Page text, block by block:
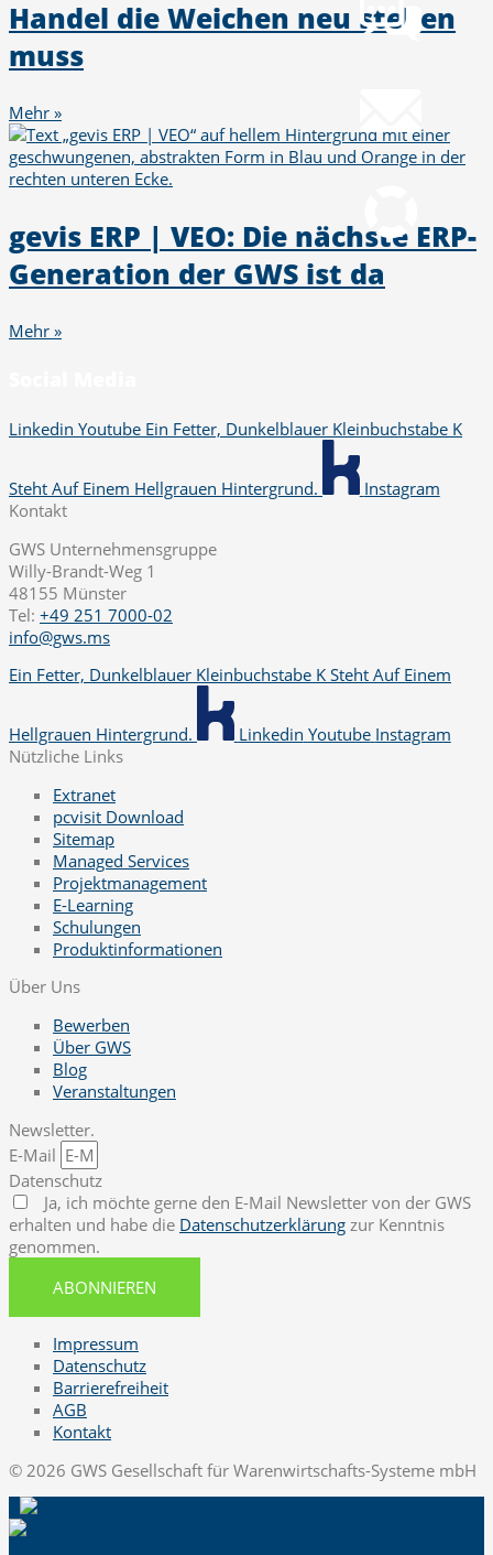
Fernwartung
pcvisit Download
Handel die Weichen neu stellen
muss
Mehr »
gevis ERP | VEO: Die nächste ERP-
Generation der GWS ist da
Mehr »
Linkedin Youtube Ein Fetter, Dunkelblauer Kleinbuchstabe K
Steht Auf Einem Hellgrauen Hintergrund.
Instagram
Kontakt
GWS Unternehmensgruppe
Willy-Brandt-Weg 1
48155 Münster
Tel: +49 251 7000-02
info@gws.ms
Ein Fetter, Dunkelblauer Kleinbuchstabe K Steht Auf Einem
Hellgrauen Hintergrund. Linkedin Youtube Instagram
Nützliche Links
Extranet
pcvisit Download
Sitemap
Managed Services
Projektmanagement
E-Learning
Schulungen
Produktinformationen
Über Uns
Bewerben
Über GWS
Blog
Veranstaltungen
Newsletter.
E-Mail
Datenschutz
Ja, ich möchte gerne den E-Mail Newsletter von der GWS
erhalten und habe die Datenschutzerklärung zur Kenntnis
genommen.
ABONNIEREN
Impressum
Datenschutz
Barrierefreiheit
AGB
Kontakt
© 2026 GWS Gesellschaft für Warenwirtschafts-Systeme mbH